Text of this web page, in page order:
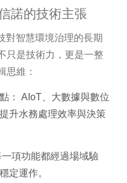
諾的技術主張
對智慧環境治理的長期
只是技術力，更是一整
思維：
： AIoT、大數據與數位
升水務處理效率與決策
項功能都經過場域驗
定運作。